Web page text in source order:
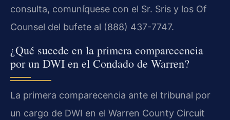
consulta, comuníquese con el Sr. Sris y los Of
Counsel del bufete al (888) 437-7747.
¿Qué sucede en la primera comparecencia
por un DWI en el Condado de Warren?
La primera comparecencia ante el tribunal por
un cargo de DWI en el Warren County Circuit